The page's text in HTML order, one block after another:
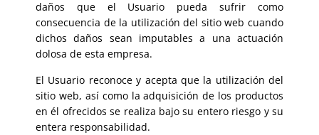
daños que el Usuario pueda sufrir como
consecuencia de la utilización del sitio web cuando
dichos daños sean imputables a una actuación
dolosa de esta empresa.
El Usuario reconoce y acepta que la utilización del
sitio web, así como la adquisición de los productos
en él ofrecidos se realiza bajo su entero riesgo y su
entera responsabilidad.